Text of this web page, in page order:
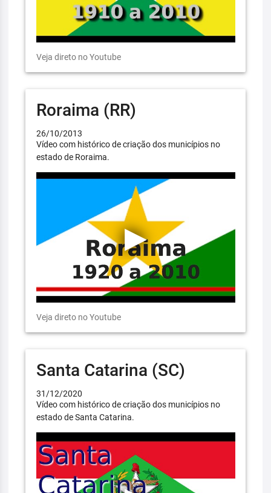
Veja direto no Youtube
Roraima (RR)
26/10/2013
Vídeo com histórico de criação dos municípios no
estado de Roraima.
Veja direto no Youtube
Santa Catarina (SC)
31/12/2020
Vídeo com histórico de criação dos municípios no
estado de Santa Catarina.